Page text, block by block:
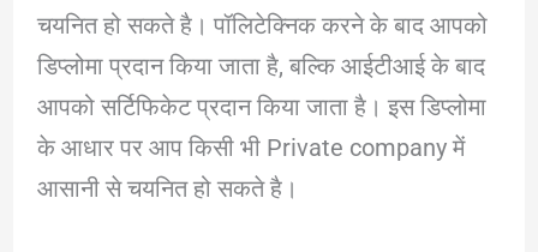
चयनित हो सकते है। पॉलिटेक्निक करने के बाद आपको
डिप्लोमा प्रदान किया जाता है, बल्कि आईटीआई के बाद
आपको सर्टिफिकेट प्रदान किया जाता है। इस डिप्लोमा
के आधार पर आप किसी भी Private company में
आसानी से चयनित हो सकते है।